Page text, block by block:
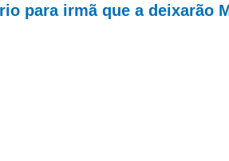
para irmã que a deixarão